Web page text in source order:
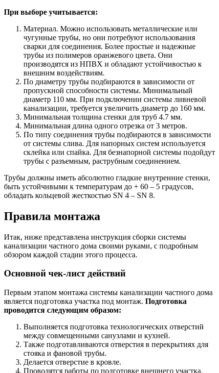
При выборе учитывается:
Материал. Можно использовать металлические или
чугунные трубы, но они потребуют использования
сварки для соединения. Более простые и надежные
трубы из полимеров оранжевого цвета. Они
производятся из НПВХ и обладают устойчивостью к
внешним воздействиям.
По диаметру трубы подбираются в зависимости от
пропускной способности системы. Минимальный
диаметр 110 мм. При подключении системы ливневой
канализации, требуется увеличить диаметр до 160 мм.
Минимальная толщина стенки для труб 4.7 мм.
Минимальная длина одного отрезка от 3 метров.
По типу соединения трубы подбираются в зависимости
от системы слива. Для напорных систем используется
склейка или спайка. Для безнапорной системы подойдут
трубы с разъемным, раструбным соединением.
Трубы должны иметь абсолютно гладкие внутренние стенки,
быть устойчивыми к температурам до + 60 – 5 градусов,
обладать кольцевой жесткостью SN 4 – SN 8.
Правила монтажа
Итак, ниже представлена инструкция сборки системы
канализации частного дома своими руками, с подробным
обзором каждой стадии этого процесса.
Основной чек-лист действий
Первым этапом монтажа системы канализации частного дома
является подготовка участка под монтаж. Подготовка
проводится следующим образом:
Выполняется подготовка технологических отверстий
между совмещенными санузлами и кухней.
Также подготавливаются отверстия в перекрытиях для
стояка и фановой трубы.
Делается отверстие в кровле.
Проводятся работы по подготовке внешнего участка.